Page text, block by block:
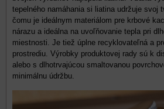
tepelného namáhania si liatina udržuje svoj
čomu je ideálnym materiálom pre krbové
nárazu a ideálna na uvoľňovanie tepla pri
miestnosti. Je tiež úplne recyklovateľná a
prostrediu. Výrobky produktovej rady sú k
alebo s dlhotrvajúcou smaltovanou
minimálnu údržbu.